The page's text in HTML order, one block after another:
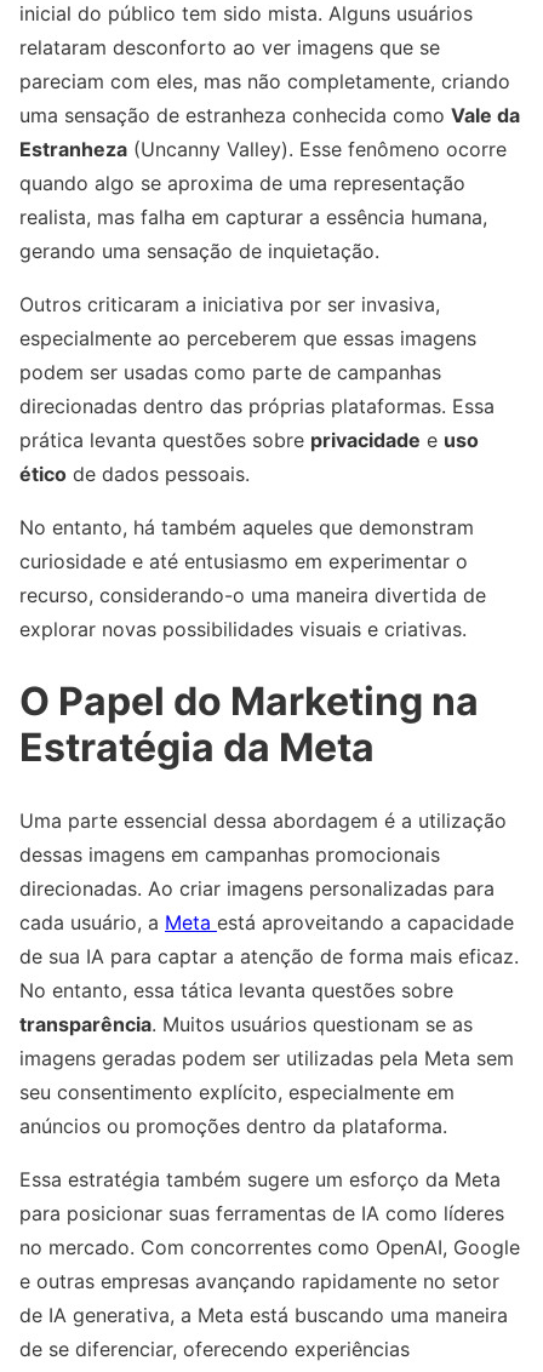
inicial do público tem sido mista. Alguns usuários
relataram desconforto ao ver imagens que se
pareciam com eles, mas não completamente, criando
uma sensação de estranheza conhecida como Vale da
Estranheza (Uncanny Valley). Esse fenômeno ocorre
quando algo se aproxima de uma representação
realista, mas falha em capturar a essência humana,
gerando uma sensação de inquietação.
Outros criticaram a iniciativa por ser invasiva,
especialmente ao perceberem que essas imagens
podem ser usadas como parte de campanhas
direcionadas dentro das próprias plataformas. Essa
prática levanta questões sobre privacidade e uso
ético de dados pessoais.
No entanto, há também aqueles que demonstram
curiosidade e até entusiasmo em experimentar o
recurso, considerando-o uma maneira divertida de
explorar novas possibilidades visuais e criativas.
O Papel do Marketing na
Estratégia da Meta
Uma parte essencial dessa abordagem é a utilização
dessas imagens em campanhas promocionais
direcionadas. Ao criar imagens personalizadas para
cada usuário, a Meta está aproveitando a capacidade
de sua IA para captar a atenção de forma mais eficaz.
No entanto, essa tática levanta questões sobre
transparência. Muitos usuários questionam se as
imagens geradas podem ser utilizadas pela Meta sem
seu consentimento explícito, especialmente em
anúncios ou promoções dentro da plataforma.
Essa estratégia também sugere um esforço da Meta
para posicionar suas ferramentas de IA como líderes
no mercado. Com concorrentes como OpenAI, Google
e outras empresas avançando rapidamente no setor
de IA generativa, a Meta está buscando uma maneira
de se diferenciar, oferecendo experiências